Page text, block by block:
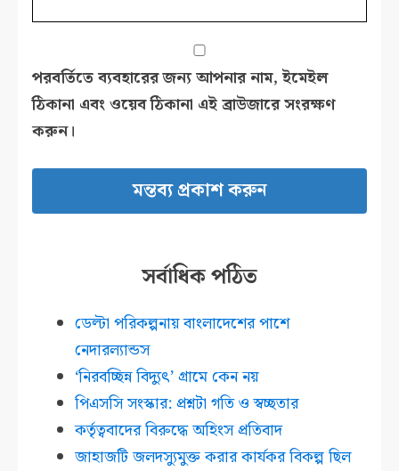
পরবর্তিতে ব্যবহারের জন্য আপনার নাম, ইমেইল
ঠিকানা এবং ওয়েব ঠিকানা এই ব্রাউজারে সংরক্ষণ
করুন।
সর্বাধিক পঠিত
ডেল্টা পরিকল্পনায় বাংলাদেশের পাশে
নেদারল্যান্ডস
‘নিরবচ্ছিন্ন বিদ্যুৎ’ গ্রামে কেন নয়
পিএসসি সংস্কার: প্রশ্নটা গতি ও স্বচ্ছতার
কর্তৃত্ববাদের বিরুদ্ধে অহিংস প্রতিবাদ
জাহাজটি জলদস্যুমুক্ত করার কার্যকর বিকল্প ছিল